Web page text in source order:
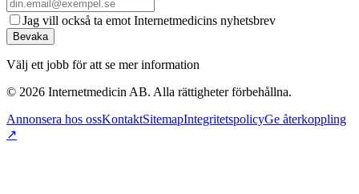
Jag vill också ta emot Internetmedicins nyhetsbrev
Bevaka
Välj ett jobb för att se mer information
© 2026 Internetmedicin AB. Alla rättigheter förbehållna.
Annonsera hos ossKontaktSitemapIntegritetspolicyGe återkoppling
↗